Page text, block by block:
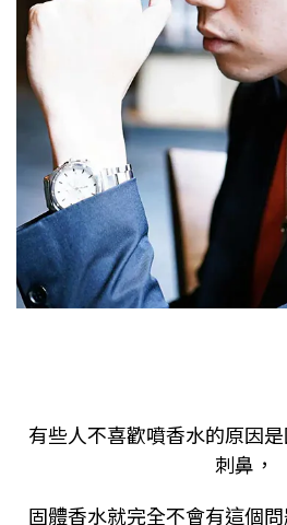
有些人不喜歡噴香水的原因
刺鼻，
固體香水就完全不會有這個